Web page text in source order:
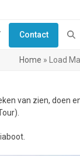
Contact
Home » Load
van zien, doen